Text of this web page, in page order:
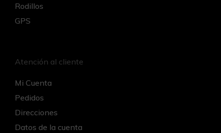
Rodillos
GPS
Atención al cliente
Mi Cuenta
Pedidos
Direcciones
Datos de la cuenta